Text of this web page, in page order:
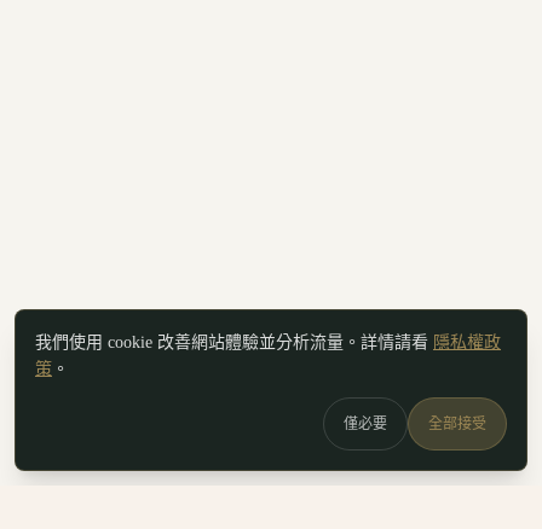
我們使用 cookie 改善網站體驗並分析流量。詳情請看 隱私權政
策 。
僅必要 全部接受